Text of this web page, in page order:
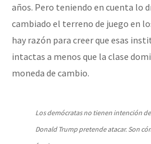
años. Pero teniendo en cuenta lo
cambiado el terreno de juego en
hay razón para creer que esas
intactas a menos que la clase
moneda de cambio.
Los demócratas no tienen intención
Donald Trump pretende atacar. Son